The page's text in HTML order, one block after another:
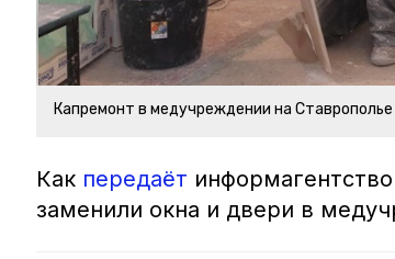
Капремонт в медучреждении на Ставрополье
Как передаёт
заменили окна и двери в